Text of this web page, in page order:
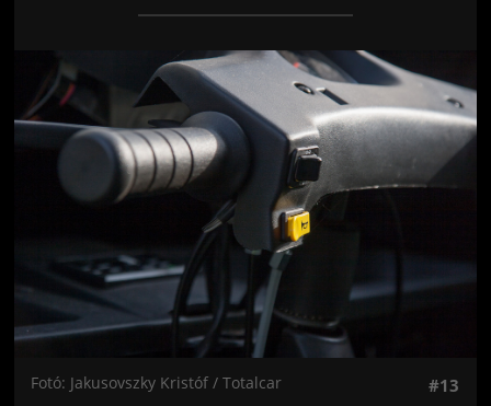
Jön még kép!
Fotó: Jakusovszky Kristóf / Totalcar #13